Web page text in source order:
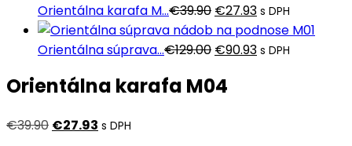
Orientálna karafa M...€39.90 Pôvodná
cena
bola:
€27.93Aktuálna
cena
je:
s DPH
Orientálna súprava...€129.00 Pôvodná
bola:
€90.93Aktuálna
s DPH
Orientálna karafa M04
€39.90 Pôvodná
€27.93 Aktuálna
s DPH